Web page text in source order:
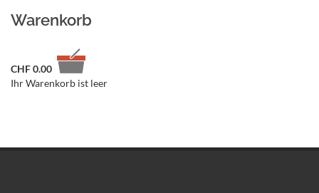
Warenkorb
CHF0.00
Ihr Warenkorb ist leer